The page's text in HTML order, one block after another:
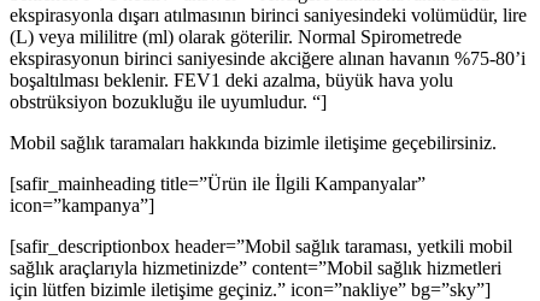
ekspirasyonla dışarı atılmasının birinci saniyesindeki volümüdür, lire
(L) veya mililitre (ml) olarak göterilir. Normal Spirometrede
ekspirasyonun birinci saniyesinde akciğere alınan havanın %75-80’i
boşaltılması beklenir. FEV1 deki azalma, büyük hava yolu
obstrüksiyon bozukluğu ile uyumludur. “]
Mobil sağlık taramaları hakkında bizimle iletişime geçebilirsiniz.
[safir_mainheading title=”Ürün ile İlgili Kampanyalar”
icon=”kampanya”]
[safir_descriptionbox header=”Mobil sağlık taraması, yetkili mobil
sağlık araçlarıyla hizmetinizde” content=”Mobil sağlık hizmetleri
için lütfen bizimle iletişime geçiniz.” icon=”nakliye” bg=”sky”]